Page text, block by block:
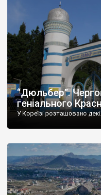
“Дюльбер”.
геніального
У Кореїзі розташовано